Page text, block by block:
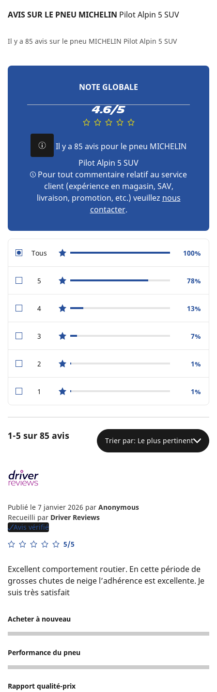
AVIS SUR LE PNEU MICHELIN Pilot Alpin 5 SUV
Il y a 85 avis sur le pneu MICHELIN Pilot Alpin 5 SUV
NOTE GLOBALE
4.6/5
Il y a 85 avis pour le pneu MICHELIN
Pilot Alpin 5 SUV
Pour tout commentaire relatif au service
client (expérience en magasin, SAV,
livraison, promotion, etc.) veuillez nous
contacter.
Tousstar reviews 100%
5star reviews 78%
4star reviews 13%
3star reviews 7%
2star reviews 1%
1star reviews 1%
1-5 sur 85 avis Trier par: Le plus pertinent
Publié le 7 janvier 2026 par Anonymous
Recueilli par Driver Reviews
Avis vérifié
5/5
Excellent comportement routier. En cette période de
grosses chutes de neige l’adhérence est excellente. Je
suis très satisfait
Acheter à nouveau
5
Performance du pneu
5
Rapport qualité-prix